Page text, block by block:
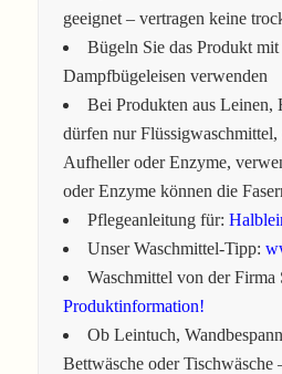
geeignet – vertragen keine
Bügeln Sie das Produkt
Dampfbügeleisen verwenden
Bei Produkten aus Leinen,
dürfen nur Flüssigwaschmittel,
Aufheller oder Enzyme,
oder Enzyme können die
Pflegeanleitung für:
Unser Waschmittel-Tipp:
Waschmittel von der Firma
Produktinformation!
Ob Leintuch,
Bettwäsche oder Tischwäsche